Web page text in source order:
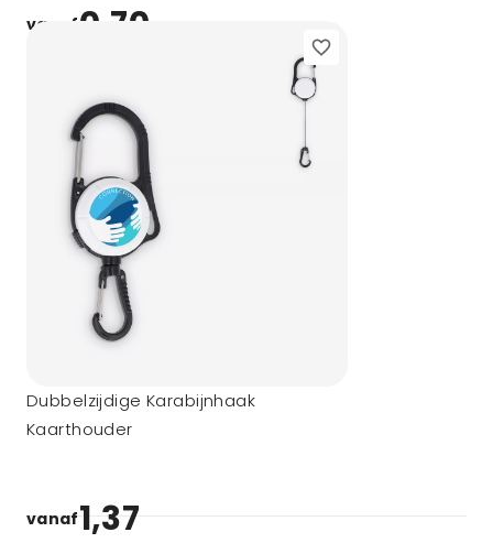
vanaf0,70
Dubbelzijdige Karabijnhaak
Kaarthouder
vanaf1,37